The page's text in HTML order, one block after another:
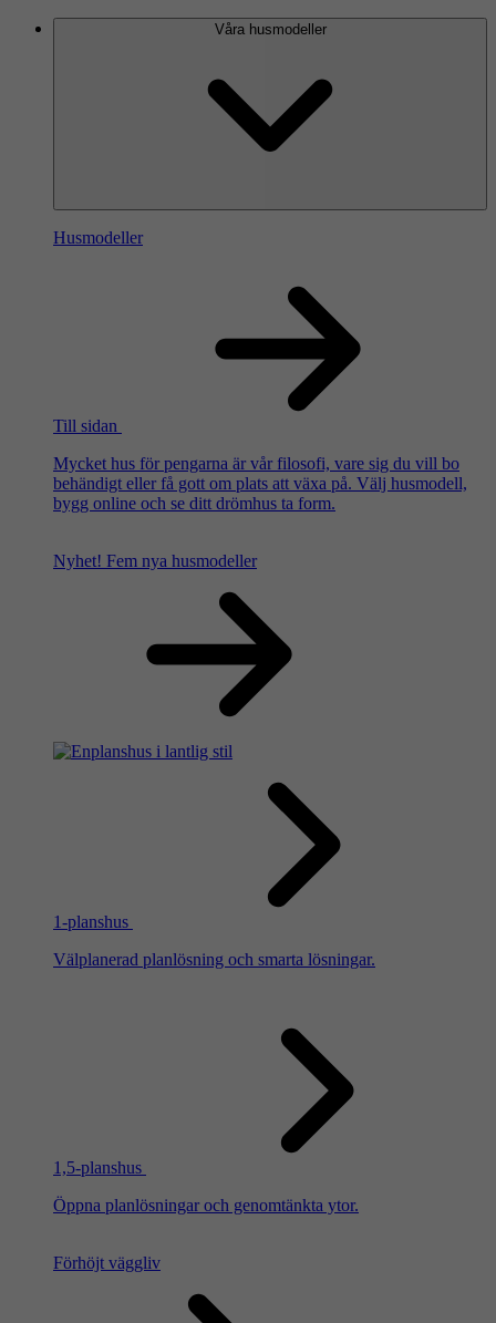
Våra husmodeller
Husmodeller
Till sidan
Mycket hus för pengarna är vår filosofi, vare sig du vill bo
behändigt eller få gott om plats att växa på. Välj husmodell,
bygg online och se ditt drömhus ta form.
Nyhet! Fem nya husmodeller
1-planshus
Välplanerad planlösning och smarta lösningar.
1,5-planshus
Öppna planlösningar och genomtänkta ytor.
Förhöjt väggliv